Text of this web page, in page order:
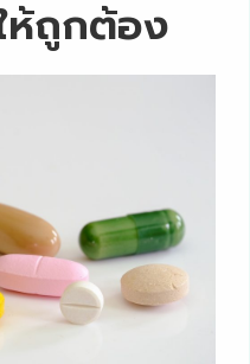
ห้ถูกต้อง